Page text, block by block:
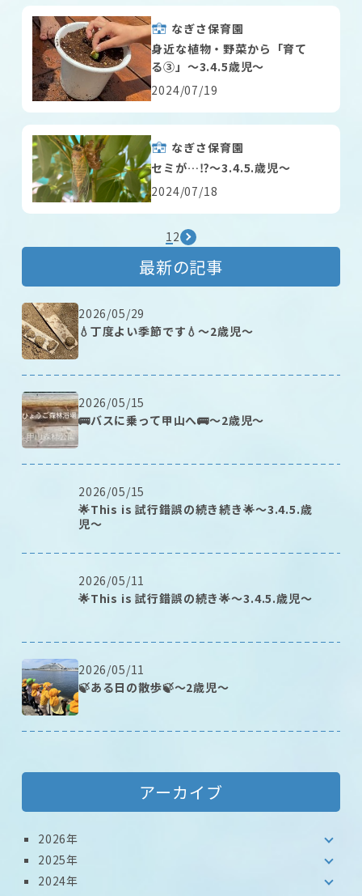
なぎさ保育園
身近な植物・野菜から「育て
る③」～3.4.5歳児～
2024/07/19
なぎさ保育園
セミが…⁉～3.4.5.歳児～
2024/07/18
1 2
最新の記事
2026/05/29
💧丁度よい季節です💧～2歳児～
2026/05/15
🚌バスに乗って甲山へ🚌～2歳児～
2026/05/15
🌟This is 試行錯誤の続き続き🌟～3.4.5.歳
児～
2026/05/11
🌟This is 試行錯誤の続き🌟～3.4.5.歳児～
2026/05/11
🍃ある日の散歩🍃～2歳児～
アーカイブ
2026年
2025年
2024年